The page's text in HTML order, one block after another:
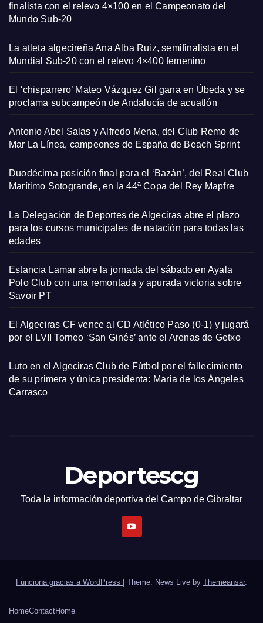
finalista con el relevo 4×100 en el Campeonato del
Mundo Sub-20
La atleta algecireña Ana Alba Ruiz, semifinalista en el
Mundial Sub-20 con el relevo 4×400 femenino
El ‘chisparrero’ Mateo Vázquez Gil gana en Úbeda y se
proclama subcampeón de Andalucía de acuatlón
Antonio Abel Salas y Alfredo Mena, del Club Remo de
Mar La Línea, campeones de España de Beach Sprint
Duodécima posición final para el ‘Bazán’, del Real Club
Marítimo Sotogrande, en la 44ª Copa del Rey Mapfre
La Delegación de Deportes de Algeciras abre el plazo
para los cursos municipales de natación para todas las
edades
Estancia Lamar abre la jornada del sábado en Ayala
Polo Club con una remontada y apurada victoria sobre
Savoir PT
El Algeciras CF vence al CD Atlético Paso (0-1) y jugará
por el LVII Torneo ‘San Ginés’ ante el Arenas de Getxo
Luto en el Algeciras Club de Fútbol por el fallecimiento
de su primera y única presidenta: María de los Ángeles
Carrasco
Deportescg
Toda la información deportiva del Campo de Gibraltar
Funciona gracias a WordPress Theme: News Live by Themeansar.
HomeContactHome